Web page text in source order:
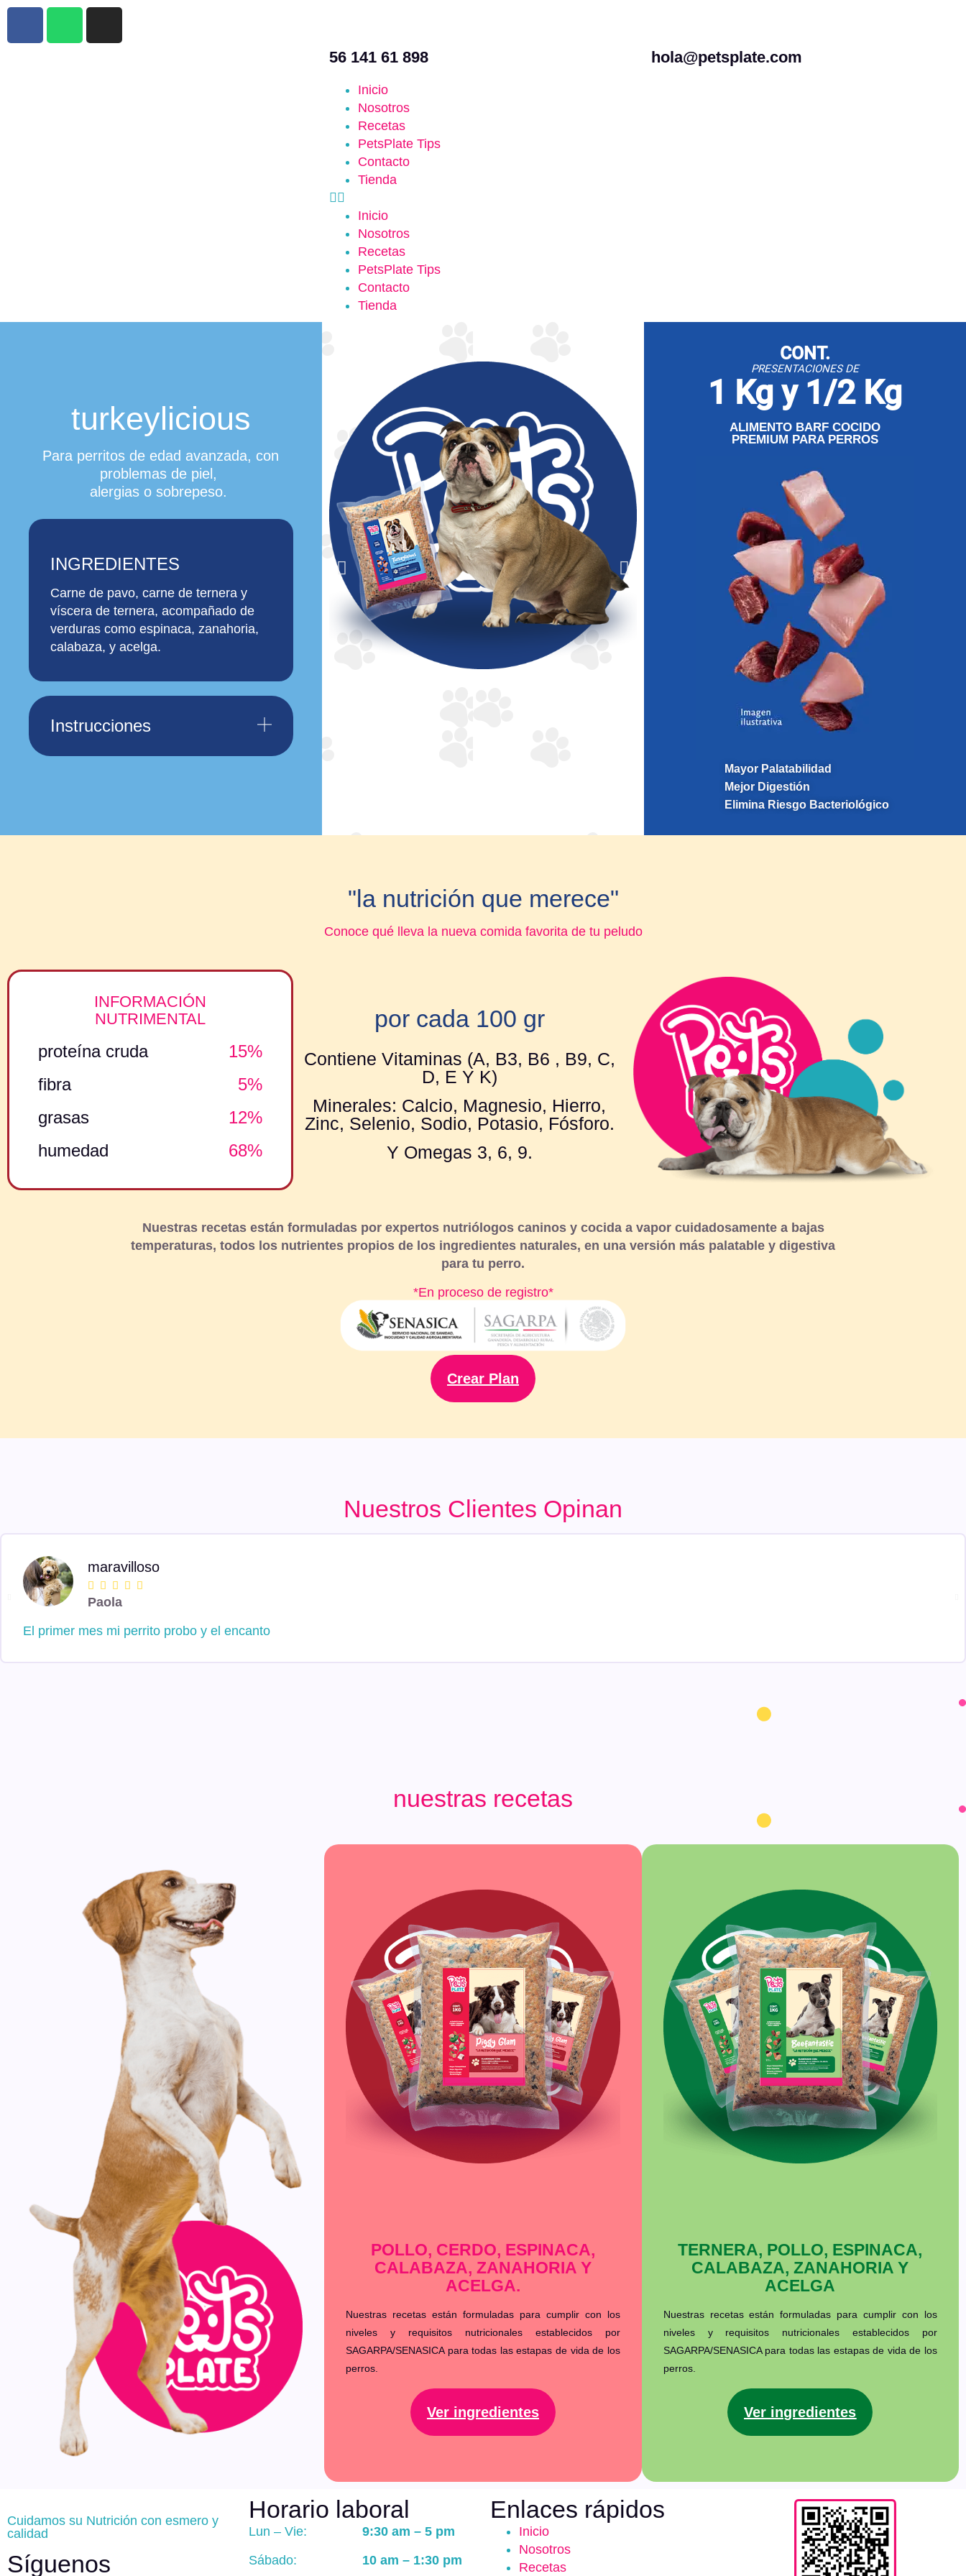
56 141 61 898 hola@petsplate.com
Inicio
Nosotros
Recetas
PetsPlate Tips
Contacto
Tienda
Inicio
Nosotros
Recetas
PetsPlate Tips
Contacto
Tienda
turkeylicious
Para perritos de edad avanzada, con
problemas de piel,
alergias o sobrepeso.
INGREDIENTES
Carne de pavo, carne de ternera y
víscera de ternera, acompañado de
verduras como espinaca, zanahoria,
calabaza, y acelga.
Instrucciones
CONT.
PRESENTACIONES DE
1 Kg y 1/2 Kg
ALIMENTO BARF COCIDO
PREMIUM PARA PERROS
Mayor Palatabilidad
Mejor Digestión
Elimina Riesgo Bacteriológico
"la nutrición que merece"
Conoce qué lleva la nueva comida favorita de tu peludo
INFORMACIÓN
NUTRIMENTAL
proteína cruda
15%
fibra
5%
grasas
12%
humedad
68%
por cada 100 gr
Contiene Vitaminas (A, B3, B6 , B9, C,
D, E Y K)
Minerales: Calcio, Magnesio, Hierro,
Zinc, Selenio, Sodio, Potasio, Fósforo.
Y Omegas 3, 6, 9.
Nuestras recetas están formuladas por expertos nutriólogos caninos y cocida a vapor cuidadosamente a bajas
temperaturas, todos los nutrientes propios de los ingredientes naturales, en una versión más palatable y digestiva
para tu perro.
*En proceso de registro*
Crear Plan
Nuestros Clientes Opinan
maravilloso
    
Paola
El primer mes mi perrito probo y el encanto
nuestras recetas
POLLO, CERDO, ESPINACA,
CALABAZA, ZANAHORIA Y
ACELGA.
Nuestras recetas están formuladas para cumplir con los
niveles y requisitos nutricionales establecidos por
SAGARPA/SENASICA para todas las estapas de vida de los
perros.
Ver ingredientes
TERNERA, POLLO, ESPINACA,
CALABAZA, ZANAHORIA Y
ACELGA
Nuestras recetas están formuladas para cumplir con los
niveles y requisitos nutricionales establecidos por
SAGARPA/SENASICA para todas las estapas de vida de los
perros.
Ver ingredientes
Cuidamos su Nutrición con esmero y
calidad
Síguenos
Horario laboral
Lun – Vie:
Sábado:
9:30 am – 5 pm
10 am – 1:30 pm
Enlaces rápidos
Inicio
Nosotros
Recetas